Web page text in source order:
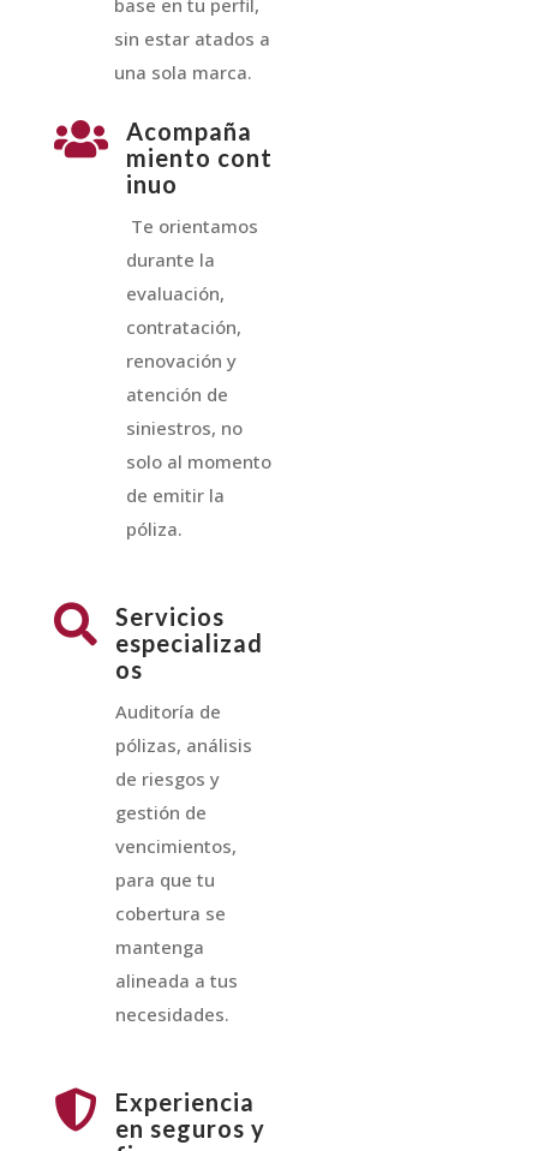
base en tu perfil,
sin estar atados a
una sola marca.

Acompaña
miento cont
inuo
Te orientamos
durante la
evaluación,
contratación,
renovación y
atención de
siniestros, no
solo al momento
de emitir la
póliza.

Servicios
especializad
os
Auditoría de
pólizas, análisis
de riesgos y
gestión de
vencimientos,
para que tu
cobertura se
mantenga
alineada a tus
necesidades.

Experiencia
en seguros y